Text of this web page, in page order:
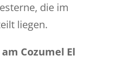
die im
liegen.
Cozumel El